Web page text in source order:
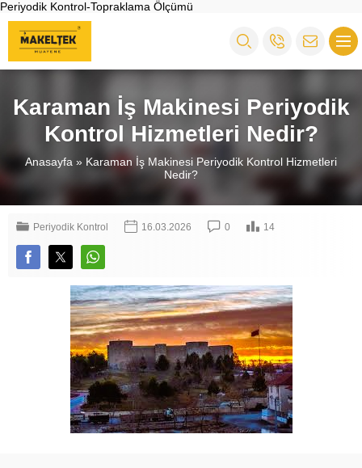
Periyodik Kontrol-Topraklama Ölçümü
Karaman İş Makinesi Periyodik
Kontrol Hizmetleri Nedir?
Anasayfa » Karaman İş Makinesi Periyodik Kontrol Hizmetleri
Nedir?
Periyodik Kontrol 16.03.2026 0 14